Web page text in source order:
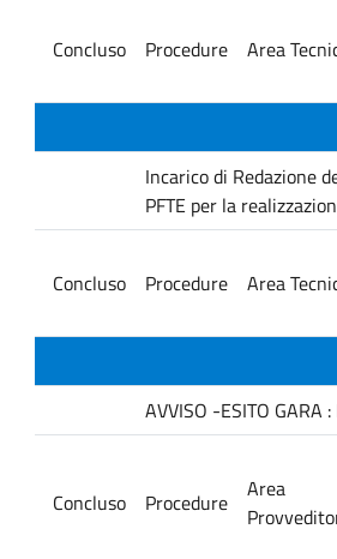
Concluso Procedure Area
Incarico di Redazione
PFTE per la
Concluso Procedure Area
AVVISO -ESITO GARA
Concluso Procedure
Area